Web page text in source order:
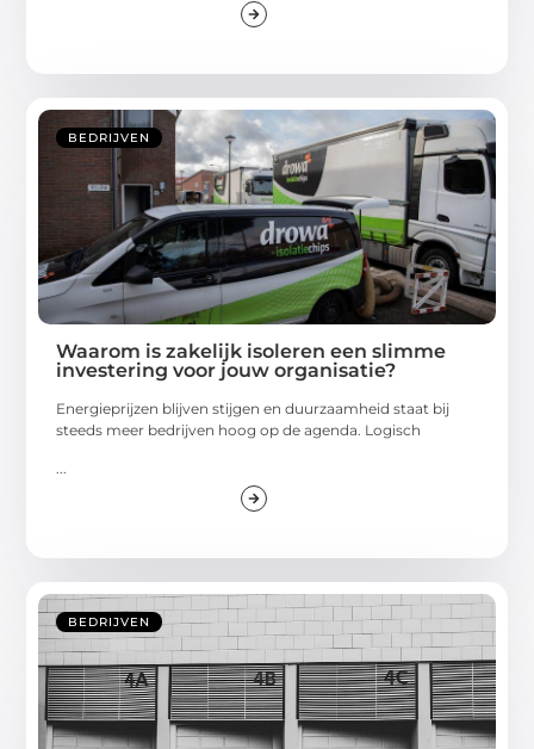
BEDRIJVEN
Waarom is zakelijk isoleren een slimme
investering voor jouw organisatie?
Energieprijzen blijven stijgen en duurzaamheid staat bij
steeds meer bedrijven hoog op de agenda. Logisch
...
BEDRIJVEN